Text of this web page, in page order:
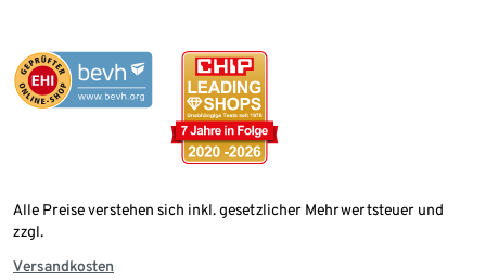
Alle Preise verstehen sich inkl. gesetzlicher Mehrwertsteuer und
zzgl.
Versandkosten